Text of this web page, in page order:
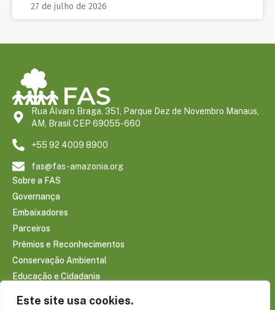
Este site usa cookies.
27 de julho de 2026
Rua Álvaro Braga, 351, Parque Dez de Novembro Manaus,
AM, Brasil CEP 69055-660
+55 92 4009 8900
fas@fas-amazonia.org
Sobre a FAS
Governança
Embaixadores
Parceiros
Prêmios e Reconhecimentos
Conservação Ambiental
Educação e Cidadania